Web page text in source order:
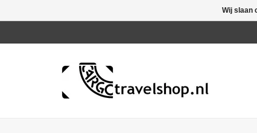
Wij slaan